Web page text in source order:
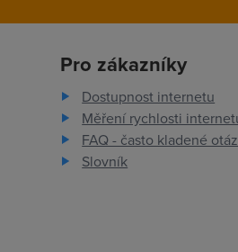
Pro zákazníky
Dostupnost internetu
Měření rychlosti
FAQ - často kladené
Slovník